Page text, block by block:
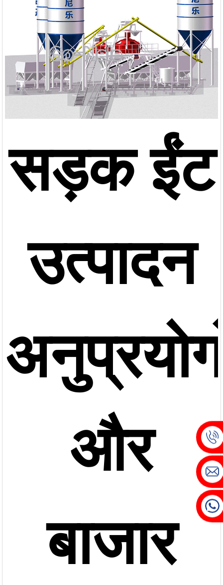
सड़क ईंट
उत्पादन
और
बाजार